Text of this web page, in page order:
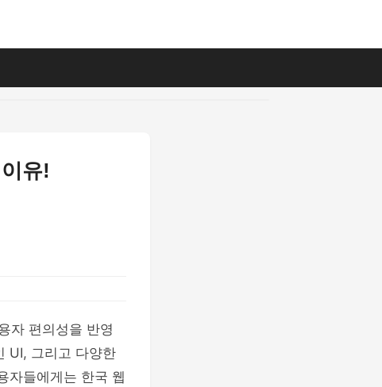
유!
자 편의성을 반영
UI, 그리고 다양한
자들에게는 한국 웹